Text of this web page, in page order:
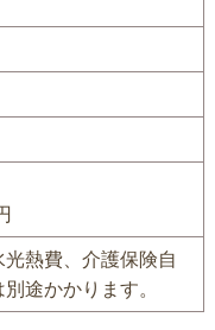
熱費、介護保険自
途かかります。